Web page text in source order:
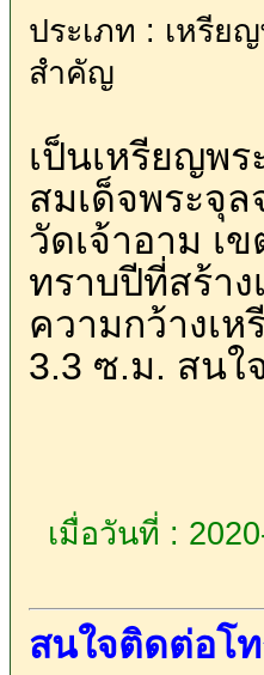
ประเภท : เหรีย
สำคัญ
เป็นเหรียญพ
สมเด็จพระจุล
วัดเจ้าอาม เ
ทราบปีที่สร้า
ความกว้างเ
3.3 ซ.ม. สนใ
เมื่อวันที่ :
สนใจติดต่อโ